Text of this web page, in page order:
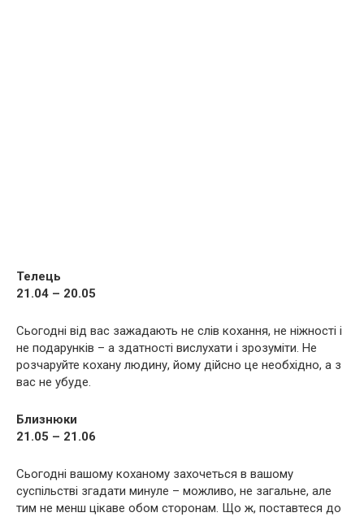
Телець
21.04 – 20.05
Сьогодні від вас зажадають не слів кохання, не ніжності і
не подарунків – а здатності вислухати і зрозуміти. Не
розчаруйте кохану людину, йому дійсно це необхідно, а з
вас не убуде.
Близнюки
21.05 – 21.06
Сьогодні вашому коханому захочеться в вашому
суспільстві згадати минуле – можливо, не загальне, але
тим не менш цікаве обом сторонам. Що ж, поставтеся до